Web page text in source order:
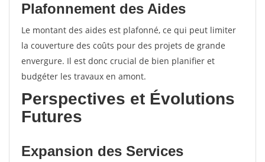
Plafonnement des Aides
Le montant des aides est plafonné, ce qui peut limiter
la couverture des coûts pour des projets de grande
envergure. Il est donc crucial de bien planifier et
budgéter les travaux en amont.
Perspectives et Évolutions
Futures
Expansion des Services